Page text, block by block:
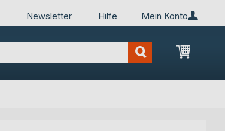
Mein Konto
Newsletter Hilfe
Mein